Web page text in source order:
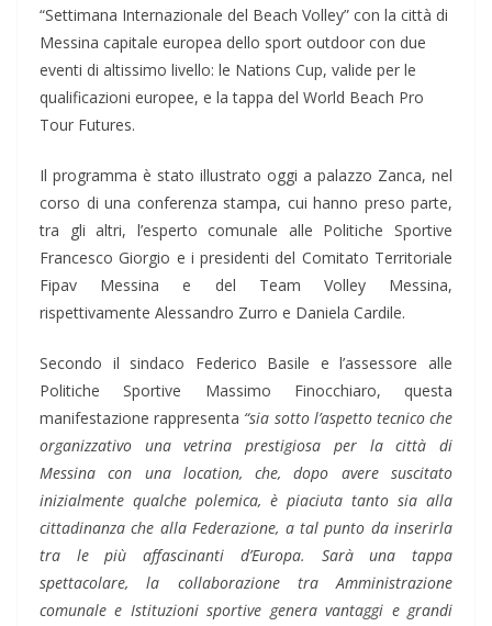
“Settimana Internazionale del Beach Volley” con la città di
Messina capitale europea dello sport outdoor con due
eventi di altissimo livello: le Nations Cup, valide per le
qualificazioni europee, e la tappa del World Beach Pro
Tour Futures.
Il programma è stato illustrato oggi a palazzo Zanca, nel
corso di una conferenza stampa, cui hanno preso parte,
tra gli altri, l’esperto comunale alle Politiche Sportive
Francesco Giorgio e i presidenti del Comitato Territoriale
Fipav Messina e del Team Volley Messina,
rispettivamente Alessandro Zurro e Daniela Cardile.
Secondo il sindaco Federico Basile e l’assessore alle
Politiche Sportive Massimo Finocchiaro, questa
manifestazione rappresenta “sia sotto l’aspetto tecnico che
organizzativo una vetrina prestigiosa per la città di
Messina con una location, che, dopo avere suscitato
inizialmente qualche polemica, è piaciuta tanto sia alla
cittadinanza che alla Federazione, a tal punto da inserirla
tra le più affascinanti d’Europa. Sarà una tappa
spettacolare, la collaborazione tra Amministrazione
comunale e Istituzioni sportive genera vantaggi e grandi